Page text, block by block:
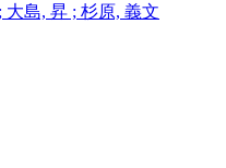
大島, 昇 ; 杉原, 義文